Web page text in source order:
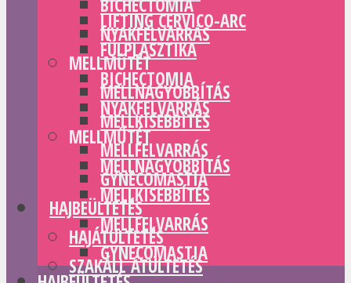
BICHECTOMIA
NYAKFELVARRÁS
MELLMŰTÉT
MELLNAGYOBBÍTÁS
MELLKISEBBÍTÉS
MELLFELVARRÁS
GYNECOMASTIA
HAJBEÜLTETÉS
HAJÁTÜLTETÉS
SZAKÁLL ÁTÜLTETÉS
LIFTING CERVICO-ARC
FÜLPLASZTIKA
BICHECTOMIA
NYAKFELVARRÁS
MELLMŰTÉT
MELLNAGYOBBÍTÁS
MELLKISEBBÍTÉS
MELLFELVARRÁS
GYNECOMASTIA